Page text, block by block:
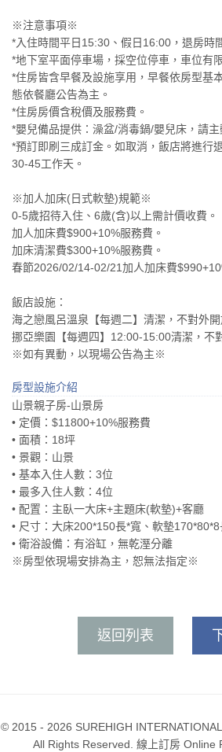
※注意事項※
*入住時間平日15:30、假日16:00，退房時
*地下室平面停車場，採空位停車，車位有
*住房皆含早餐及設施享用，早餐依房型基
態依餐廳公告為主。
*住房房價含稅價及服務費。
*嬰兒備品提供：澡盆/消毒鍋/嬰兒床，請主
*預訂即刷三成訂金。如取消，飯店將進行
30-45工作天。
※加人加床(日式軟墊)規範※
0-5歲招待入住、6歲(含)以上需計價收費。
加人加床費$900+10%服務費。
加床清潔費$300+10%服務費。
春節2026/02/14-02/21加人加床費
飯店設施：
海之戀風呂溫泉【每週二】清潔，不對外開
挪亞樂園【每週四】12:00-15:00清潔，不
※如有異動，以現場公告為主※
房型設施介紹
山景親子房-山景房
• 定價：​$11800+10%服務費
• 面積：18坪
• 景觀：山景
• 基本入住人數：3位
• ​最多入住人數：4位
• 配置：主臥一大床+主題床(軟墊)+客廳
• 尺寸：大床200*150長*寬、軟墊170*80*8
• 衛浴設備：有浴缸，無乾溼分離
※房型依現場安排為主，恕無法指定※
返回列表
© 2015 - 2026 SUREHIGH
All Rights Reserved. 線上訂房 Online